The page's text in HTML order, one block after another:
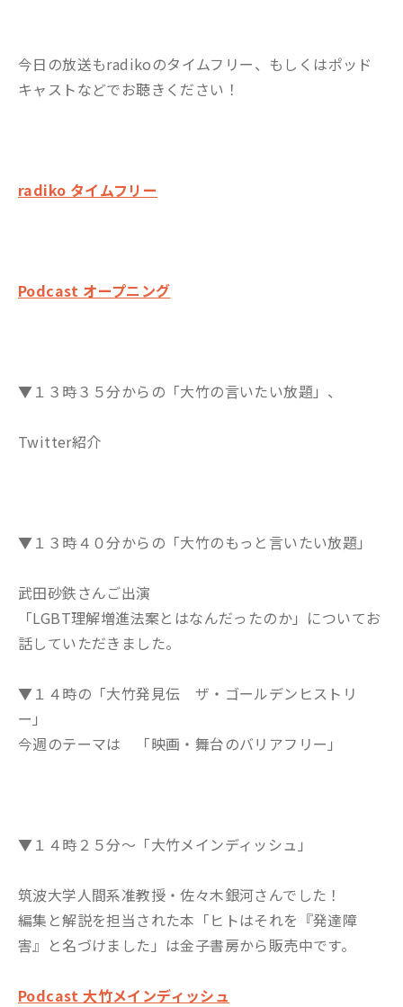
今日の放送もradikoのタイムフリー、もしくはポッド
キャストなどでお聴きください！
radiko タイムフリー
Podcast オープニング
▼１３時３５分からの「大竹の言いたい放題」、
Twitter紹介
▼１３時４０分からの「大竹のもっと言いたい放題」
武田砂鉄さんご出演
「LGBT理解増進法案とはなんだったのか」についてお
話していただきました。
▼１４時の「大竹発見伝 ザ・ゴールデンヒストリ
ー」
今週のテーマは 「映画・舞台のバリアフリー」
▼１４時２５分～「大竹メインディッシュ」
筑波大学人間系准教授・佐々木銀河さんでした！
編集と解説を担当された本「ヒトはそれを『発達障
害』と名づけました」は金子書房から販売中です。
Podcast 大竹メインディッシュ